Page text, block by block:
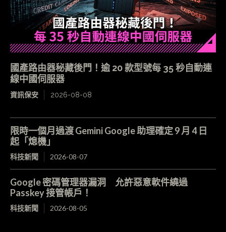
國產路由器秘藏後門！逾 20 款型號每 35 秒自動連
線中國伺服器
資訊保安 2026-08-08
限時一個月過渡 Gemini Google 助理確定 9 月 4 日
起「熄機」
科技新聞 2026-08-07
Google 密碼管理器漏洞 允許惡意軟件繞過
Passkey 接管帳戶！
科技新聞 2026-08-05